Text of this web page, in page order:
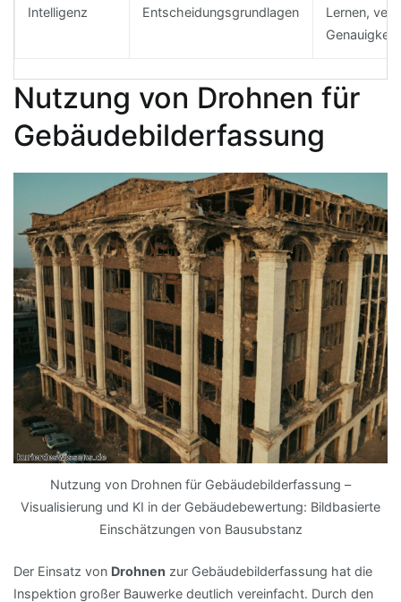
Intelligenz Entscheidungsgrundlagen
Lernen,
Genauigkeit
Nutzung von Drohnen für
Gebäudebilderfassung
Nutzung von Drohnen für Gebäudebilderfassung –
Visualisierung und KI in der Gebäudebewertung: Bildbasierte
Einschätzungen von Bausubstanz
Der Einsatz von Drohnen zur Gebäudebilderfassung hat die
Inspektion großer Bauwerke deutlich vereinfacht. Durch den